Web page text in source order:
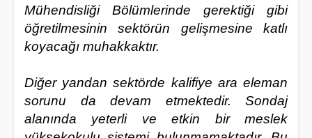
Mühendisliği Bölümlerinde gerektiği gibi
öğretilmesinin sektörün gelişmesine katlı
koyacağı muhakkaktır.
Diğer yandan sektörde kalifiye ara eleman
sorunu da devam etmektedir. Sondaj
alanında yeterli ve etkin bir meslek